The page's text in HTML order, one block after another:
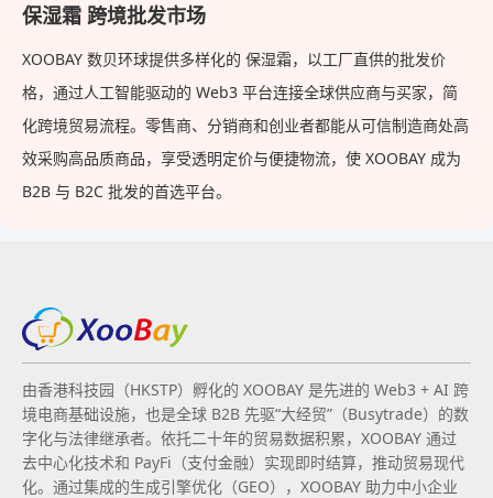
保湿霜 跨境批发市场
XOOBAY 数贝环球提供多样化的 保湿霜，以工厂直供的批发价
格，通过人工智能驱动的 Web3 平台连接全球供应商与买家，简
化跨境贸易流程。零售商、分销商和创业者都能从可信制造商处高
效采购高品质商品，享受透明定价与便捷物流，使 XOOBAY 成为
B2B 与 B2C 批发的首选平台。
由香港科技园（HKSTP）孵化的 XOOBAY 是先进的 Web3 + AI 跨
境电商基础设施，也是全球 B2B 先驱“大经贸”（Busytrade）的数
字化与法律继承者。依托二十年的贸易数据积累，XOOBAY 通过
去中心化技术和 PayFi（支付金融）实现即时结算，推动贸易现代
化。通过集成的生成引擎优化（GEO），XOOBAY 助力中小企业